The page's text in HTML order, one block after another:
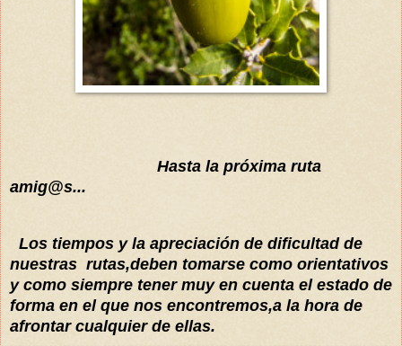
Hasta la próxima ruta
amig@s...
Los tiempos y la apreciación de dificultad de
nuestras rutas,deben tomarse como orientativos
y como siempre tener muy en cuenta el estado de
forma en el que nos encontremos,a la hora de
afrontar cualquier de ellas.